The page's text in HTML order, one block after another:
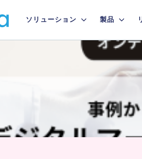
Primary
Menu
ソリューション 製品